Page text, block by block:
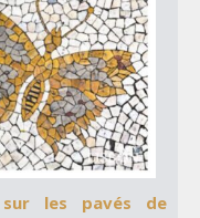
les pavés de